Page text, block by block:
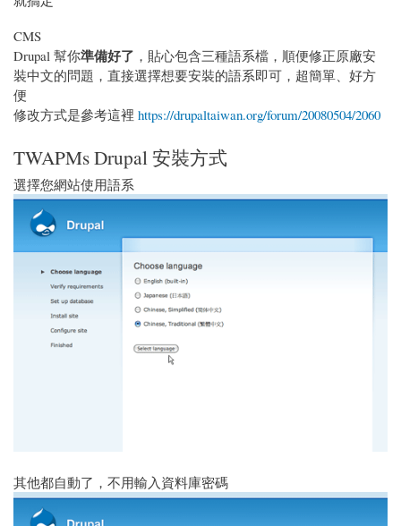
CMS
Drupal 幫你準備好了 ，貼心包含三種語系檔，順便修正原廠安
裝中文的問題，直接選擇想要安裝的語系即可，超簡單、好方
便
修改方式是參考這裡 https://drupaltaiwan.org/forum/20080504/2060
TWAPMs Drupal 安裝方式
選擇您網站使用語系
其他都自動了，不用輸入資料庫密碼